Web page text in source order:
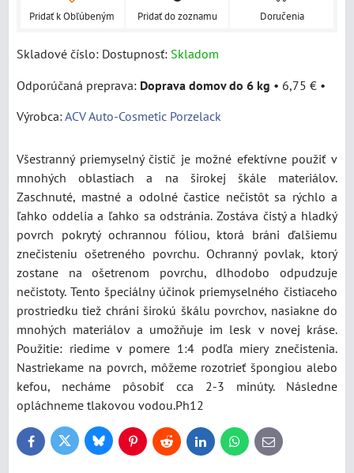
Pridať k Obľúbeným Pridať do zoznamu Doručenia
Skladové číslo: Dostupnosť: Skladom
Doprava domov do 6 kg • 6,75 € •
Výrobca:ACV Auto-Cosmetic Porzelack
Všestranný priemyselný čistič je možné efektívne použiť v
mnohých oblastiach a na širokej škále materiálov.
Zaschnuté, mastné a odolné častice nečistôt sa rýchlo a
ľahko oddelia a ľahko sa odstránia. Zostáva čistý a hladký
povrch pokrytý ochrannou fóliou, ktorá bráni ďalšiemu
znečisteniu ošetreného povrchu. Ochranný povlak, ktorý
zostane na ošetrenom povrchu, dlhodobo odpudzuje
nečistoty. Tento špeciálny účinok priemyselného čistiaceho
prostriedku tiež chráni širokú škálu povrchov, nasiakne do
mnohých materiálov a umožňuje im lesk v novej kráse.
Použitie: riedime v pomere 1:4 podľa miery znečistenia.
Nastriekame na povrch, môžeme rozotrieť špongiou alebo
kefou, necháme pôsobiť cca 2-3 minúty. Následne
opláchneme tlakovou vodou.Ph12
FacebookTwitter BlueskyPinterestReddit LinkedInWhatsApp
E-
mail